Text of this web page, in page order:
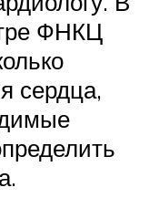
ФНКЦ
сердца,